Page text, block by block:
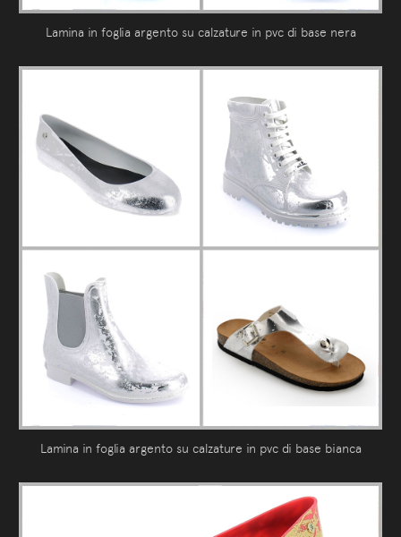
Lamina in foglia argento su calzature in pvc di base nera
Lamina in foglia argento su calzature in pvc di base bianca